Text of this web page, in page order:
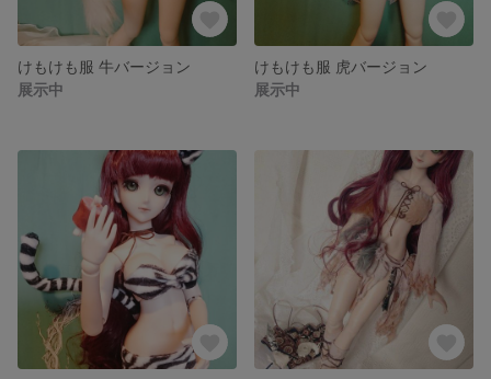
けもけも服 牛バージョン
展示中
けもけも服 虎バージョン
展示中